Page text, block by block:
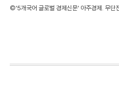
©'5개국어 글로벌 경제신문' 아주경제. 무단